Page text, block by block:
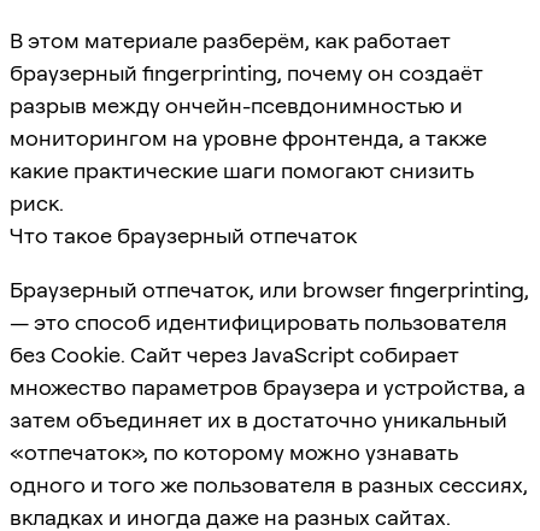
В этом материале разберём, как работает
браузерный fingerprinting, почему он создаёт
разрыв между ончейн-псевдонимностью и
мониторингом на уровне фронтенда, а также
какие практические шаги помогают снизить
риск.
Что такое браузерный отпечаток
Браузерный отпечаток, или browser fingerprinting,
— это способ идентифицировать пользователя
без Cookie. Сайт через JavaScript собирает
множество параметров браузера и устройства, а
затем объединяет их в достаточно уникальный
«отпечаток», по которому можно узнавать
одного и того же пользователя в разных сессиях,
вкладках и иногда даже на разных сайтах.